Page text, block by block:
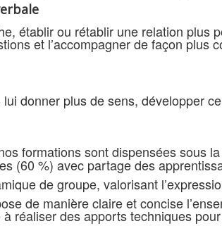
établir ou rétablir une relation plus
et l’accompagner de façon plus
donner plus de sens, développer
formations sont dispensées sous
(60 %) avec partage des
de groupe, valorisant
de manière claire et concise
réaliser des apports techniques